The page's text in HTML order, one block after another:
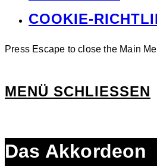
COOKIE-
Press Escape to close the Main
MENÜ SCHLIESSEN
Das Akkordeon